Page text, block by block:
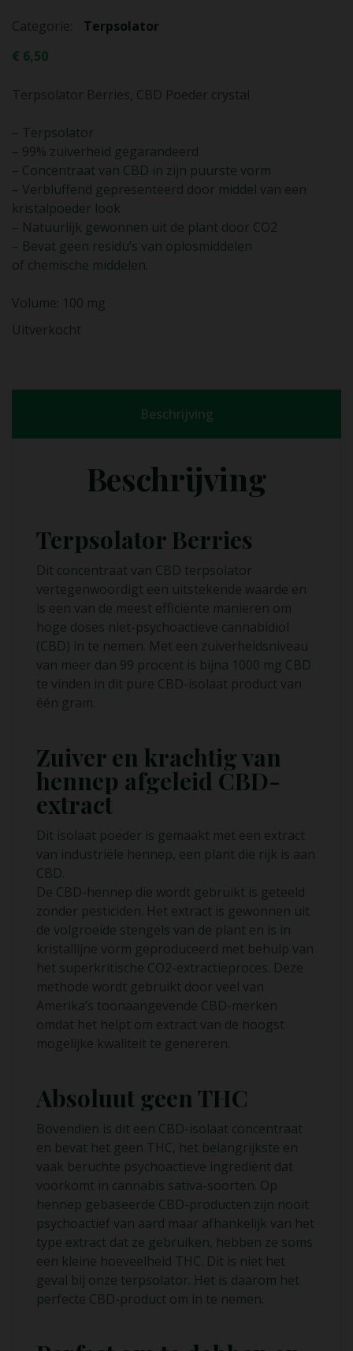
Categorie:
Terpsolator
€ 6,50
Terpsolator Berries, CBD Poeder crystal
– Terpsolator
– 99% zuiverheid gegarandeerd
– Concentraat van CBD in zijn puurste vorm
– Verbluffend gepresenteerd door middel van een
kristalpoeder look
– Natuurlijk gewonnen uit de plant door CO2
– Bevat geen residu’s van oplosmiddelen
of chemische middelen.
Volume: 100 mg
Uitverkocht
Beschrijving
Beschrijving
Terpsolator Berries
Dit concentraat van CBD terpsolator
vertegenwoordigt een uitstekende waarde en
is een van de meest efficiënte manieren om
hoge doses niet-psychoactieve cannabidiol
(CBD) in te nemen. Met een zuiverheidsniveau
van meer dan 99 procent is bijna 1000 mg CBD
te vinden in dit pure CBD-isolaat product van
één gram.
Zuiver en krachtig van
hennep afgeleid CBD-
extract
Dit isolaat poeder is gemaakt met een extract
van industriële hennep, een plant die rijk is aan
CBD.
De CBD-hennep die wordt gebruikt is geteeld
zonder pesticiden. Het extract is gewonnen uit
de volgroeide stengels van de plant en is in
kristallijne vorm geproduceerd met behulp van
het superkritische CO2-extractieproces. Deze
methode wordt gebruikt door veel van
Amerika’s toonaangevende CBD-merken
omdat het helpt om extract van de hoogst
mogelijke kwaliteit te genereren.
Absoluut geen THC
Bovendien is dit een CBD-isolaat concentraat
en bevat het geen THC, het belangrijkste en
vaak beruchte psychoactieve ingrediënt dat
voorkomt in cannabis sativa-soorten. Op
hennep gebaseerde CBD-producten zijn nooit
psychoactief van aard maar afhankelijk van het
type extract dat ze gebruiken, hebben ze soms
een kleine hoeveelheid THC. Dit is niet het
geval bij onze terpsolator. Het is daarom het
perfecte CBD-product om in te nemen.